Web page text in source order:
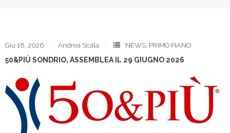
Giu 18, 2026 Andrea Scala NEWS, PRIMO PIANO
50&PIÙ SONDRIO, ASSEMBLEA IL 29 GIUGNO 2026